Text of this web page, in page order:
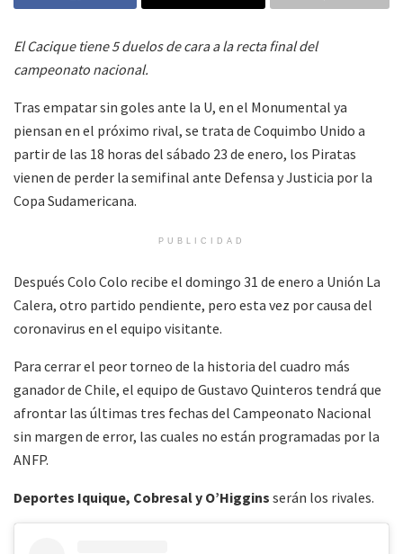
El Cacique tiene 5 duelos de cara a la recta final del
campeonato nacional.
Tras empatar sin goles ante la U, en el Monumental ya
piensan en el próximo rival, se trata de Coquimbo Unido a
partir de las 18 horas del sábado 23 de enero, los Piratas
vienen de perder la semifinal ante Defensa y Justicia por la
Copa Sudamericana.
PUBLICIDAD
Después Colo Colo recibe el domingo 31 de enero a Unión La
Calera, otro partido pendiente, pero esta vez por causa del
coronavirus en el equipo visitante.
Para cerrar el peor torneo de la historia del cuadro más
ganador de Chile, el equipo de Gustavo Quinteros tendrá que
afrontar las últimas tres fechas del Campeonato Nacional
sin margen de error, las cuales no están programadas por la
ANFP.
Deportes Iquique, Cobresal y O’Higgins serán los rivales.